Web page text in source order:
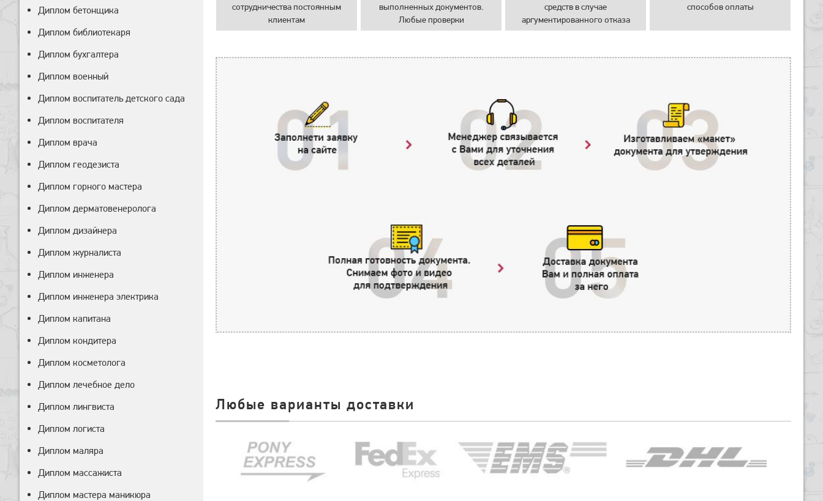
сотрудничества постоянным
клиентам
выполненных документов.
Любые проверки
средств в случае
аргументированного отказа
способов оплаты
Любые варианты доставки
Диплом бетонщика
Диплом библиотекаря
Диплом бухгалтера
Диплом военный
Диплом воспитатель детского сада
Диплом воспитателя
Диплом врача
Диплом геодезиста
Диплом горного мастера
Диплом дерматовенеролога
Диплом дизайнера
Диплом журналиста
Диплом инженера
Диплом инженера электрика
Диплом капитана
Диплом кондитера
Диплом косметолога
Диплом лечебное дело
Диплом лингвиста
Диплом логиста
Диплом маляра
Диплом массажиста
Диплом мастера маникюра